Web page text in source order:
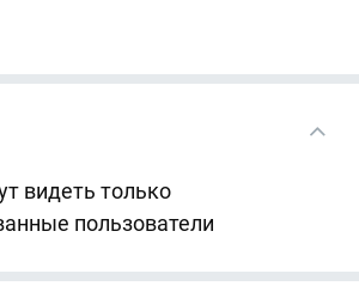
видеть только
пользователи